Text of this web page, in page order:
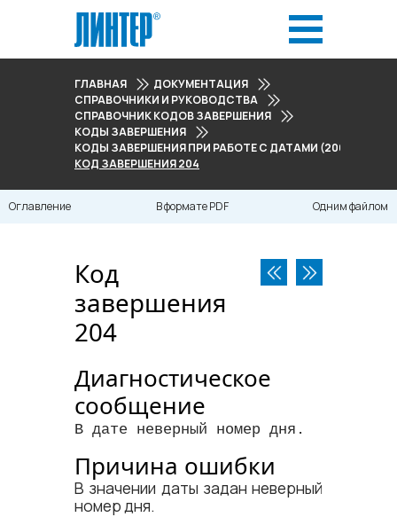
ГЛАВНАЯ
ДОКУМЕНТАЦИЯ
СПРАВОЧНИКИ И РУКОВОДСТВА
СПРАВОЧНИК КОДОВ ЗАВЕРШЕНИЯ
КОДЫ ЗАВЕРШЕНИЯ
КОДЫ ЗАВЕРШЕНИЯ ПРИ РАБОТЕ С ДАТАМИ (200-213)
КОД ЗАВЕРШЕНИЯ 204
Оглавление В формате PDF Одним файлом
Код
завершения
204
Диагностическое
сообщение
В дате неверный номер дня.
Причина ошибки
В значении даты задан неверный
номер дня.